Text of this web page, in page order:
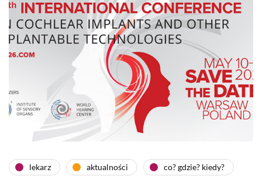
lekarz aktualności co? gdzie? kiedy?